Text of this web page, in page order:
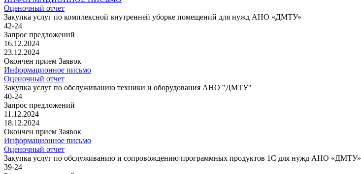
Оценочный отчет
Закупка услуг по комплексной внутренней уборке помещений для нужд АНО «ДМТУ»
42-24
Запрос предложений
16.12.2024
23.12.2024
Окончен прием Заявок
Информационное письмо
Оценочный отчет
Закупка услуг по обслуживанию техники и оборудования АНО "ДМТУ"
40-24
Запрос предложений
11.12.2024
18.12.2024
Окончен прием Заявок
Информационное письмо
Оценочный отчет
Закупка услуг по обслуживанию и сопровождению программных продуктов 1С для нужд АНО «ДМТУ»
39-24